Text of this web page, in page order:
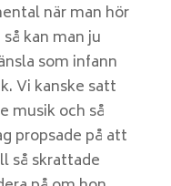
när man hör
kan man ju
som infann
Vi kanske satt
musik och så
propsade på att
så skrattade